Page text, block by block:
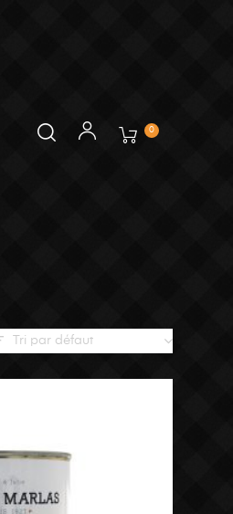
0
Tri par défaut